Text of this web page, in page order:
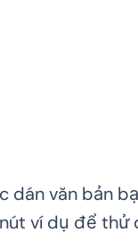
dán văn bản
ví dụ để thử